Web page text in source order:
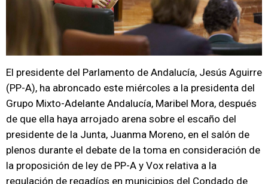
El presidente del Parlamento de Andalucía, Jesús Aguirre
(PP-A), ha abroncado este miércoles a la presidenta del
Grupo Mixto-Adelante Andalucía, Maribel Mora, después
de que ella haya arrojado arena sobre el escaño del
presidente de la Junta, Juanma Moreno, en el salón de
plenos durante el debate de la toma en consideración de
la proposición de ley de PP-A y Vox relativa a la
regulación de regadíos en municipios del Condado de